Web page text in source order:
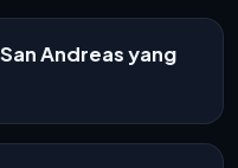
Andreas yang